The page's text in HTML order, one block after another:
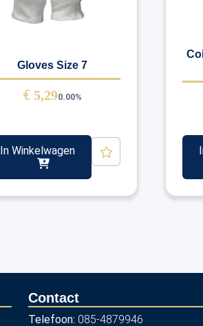
Gloves Size 7
€ 5,290.00%
In Winkelwagen
Contact
Telefoon: 085-4879946